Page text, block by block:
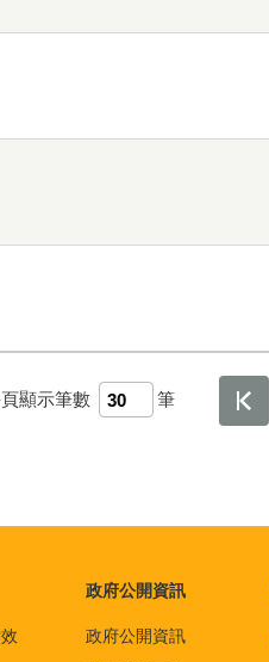
顯示筆數 筆
政府公開資訊
政府公開資訊